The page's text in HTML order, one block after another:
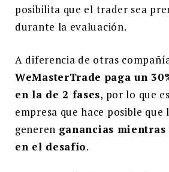
posibilita que el trader sea
durante la evaluación.
A diferencia de otras
WeMasterTrade paga un
en la de 2 fases, por lo que
empresa que hace posible que
generen ganancias
en el desafío.